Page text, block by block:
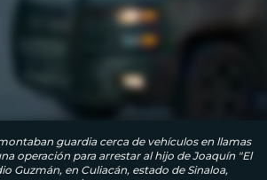
guardia cerca de vehículos en llamas
operación para arrestar al hijo de Joaquín "El
Guzmán, en Culiacán, estado de Sinaloa,